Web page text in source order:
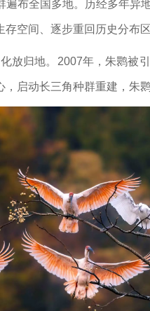
布全国多地。历经多年
空间、逐步重回历史分布区
放归地。2007年，朱鹮被
启动长三角种群重建，朱